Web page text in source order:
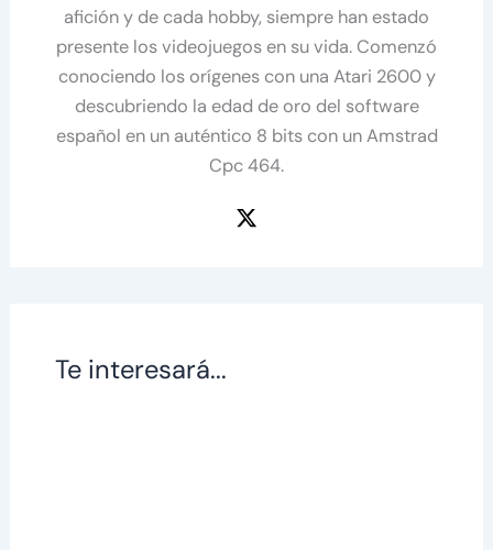
afición y de cada hobby, siempre han estado
presente los videojuegos en su vida. Comenzó
conociendo los orígenes con una Atari 2600 y
descubriendo la edad de oro del software
español en un auténtico 8 bits con un Amstrad
Cpc 464.
Te interesará...